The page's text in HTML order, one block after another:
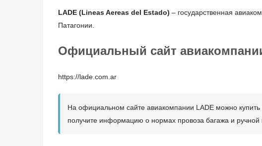
LADE (Lineas Aereas del Estado) – государственная
Патагонии.
Официальный сайт
https://lade.com.ar
На официальном сайте авиакомпании LADE можно
получите информацию о нормах провоза багажа и